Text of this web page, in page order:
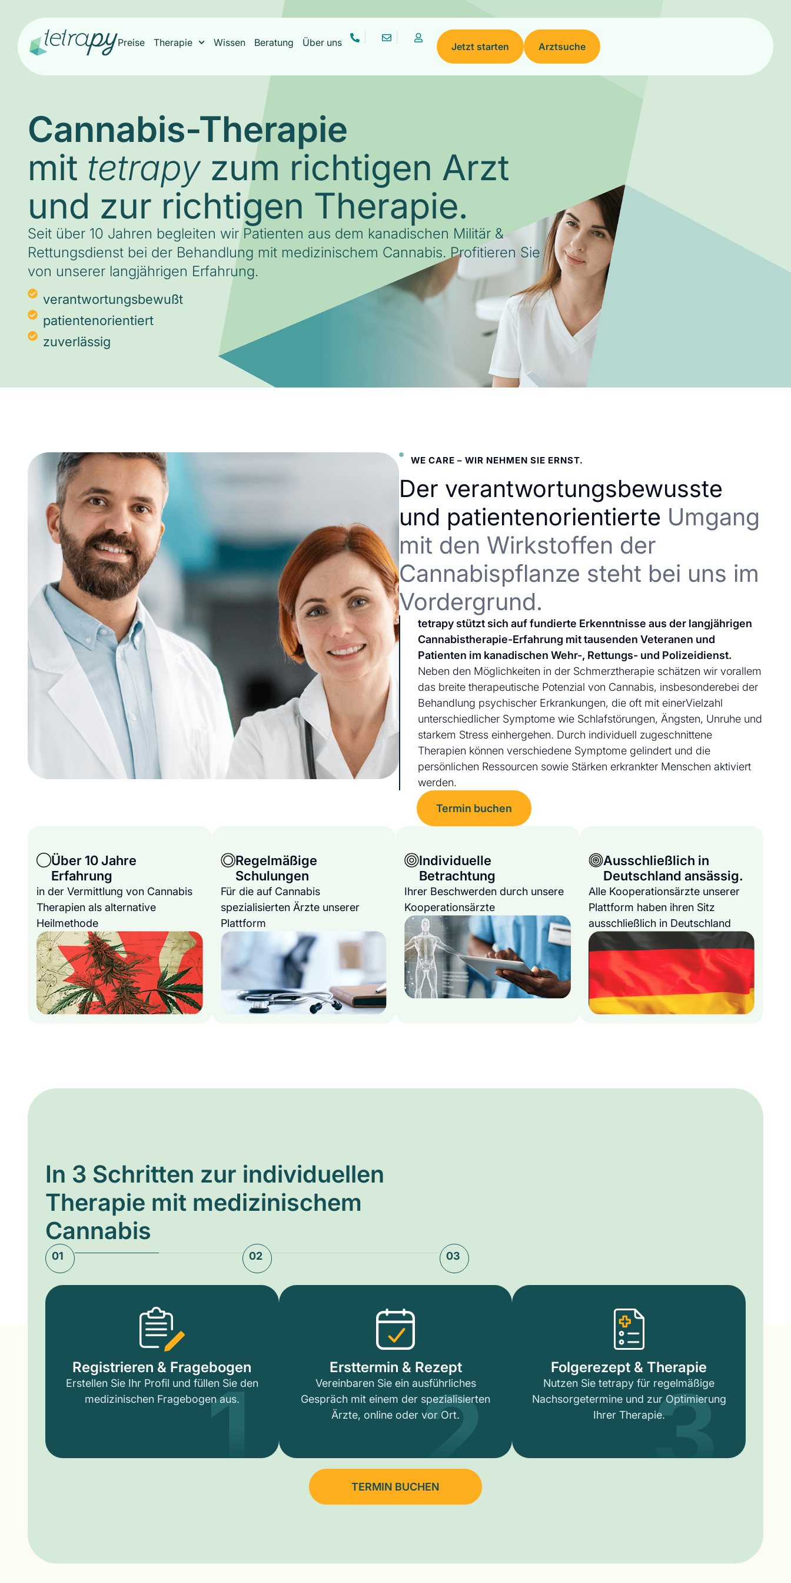
Preise Therapie Wissen Beratung Über uns Jetzt starten Arztsuche
Cannabis-Therapie
mit tetrapyzum richtigen Arzt
und zur richtigen Therapie.
Seit über 10 Jahren begleiten wir Patienten aus dem kanadischen Militär &
Rettungsdienst bei der Behandlung mit medizinischem Cannabis. Profitieren Sie
von unserer langjährigen Erfahrung.
verantwortungsbewußt
patientenorientiert
zuverlässig
WE CARE – WIR NEHMEN SIE ERNST.
Der verantwortungsbewusste
und patientenorientierte Umgang
mit den Wirkstoffen der
Cannabispflanze steht bei uns im
Vordergrund.
tetrapy stützt sich auf fundierte Erkenntnisse aus der langjährigen
Cannabistherapie-Erfahrung mit tausenden Veteranen und
Patienten im kanadischen Wehr-, Rettungs- und Polizeidienst.
Neben den Möglichkeiten in der Schmerztherapie schätzen wir vorallem
das breite therapeutische Potenzial von Cannabis, insbesonderebei der
Behandlung psychischer Erkrankungen, die oft mit einerVielzahl
unterschiedlicher Symptome wie Schlafstörungen, Ängsten, Unruhe und
starkem Stress einhergehen. Durch individuell zugeschnittene
Therapien können verschiedene Symptome gelindert und die
persönlichen Ressourcen sowie Stärken erkrankter Menschen aktiviert
werden.
Termin buchen
Über 10 Jahre
Erfahrung
in der Vermittlung von Cannabis
Therapien als alternative
Heilmethode
Regelmäßige
Schulungen
Für die auf Cannabis
spezialisierten Ärzte unserer
Plattform
Individuelle
Betrachtung
Ihrer Beschwerden durch unsere
Kooperationsärzte
Ausschließlich in
Deutschland ansässig.
Alle Kooperationsärzte unserer
Plattform haben ihren Sitz
ausschließlich in Deutschland
In 3 Schritten zur individuellen
Therapie mit medizinischem
Cannabis
01 02 03
Registrieren & Fragebogen
Erstellen Sie Ihr Profil und füllen Sie den
medizinischen Fragebogen aus.
1 Ersttermin & Rezept
Vereinbaren Sie ein ausführliches
Gespräch mit einem der spezialisierten
Ärzte, online oder vor Ort.
2 Folgerezept & Therapie
Nutzen Sie tetrapy für regelmäßige
Nachsorgetermine und zur Optimierung
Ihrer Therapie.3
TERMIN BUCHEN